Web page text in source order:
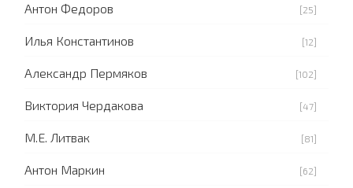
Антон Федоров [25]
Илья Константинов [12]
Александр Пермяков [102]
Виктория Чердакова [47]
М.Е. Литвак [81]
Антон Маркин [62]